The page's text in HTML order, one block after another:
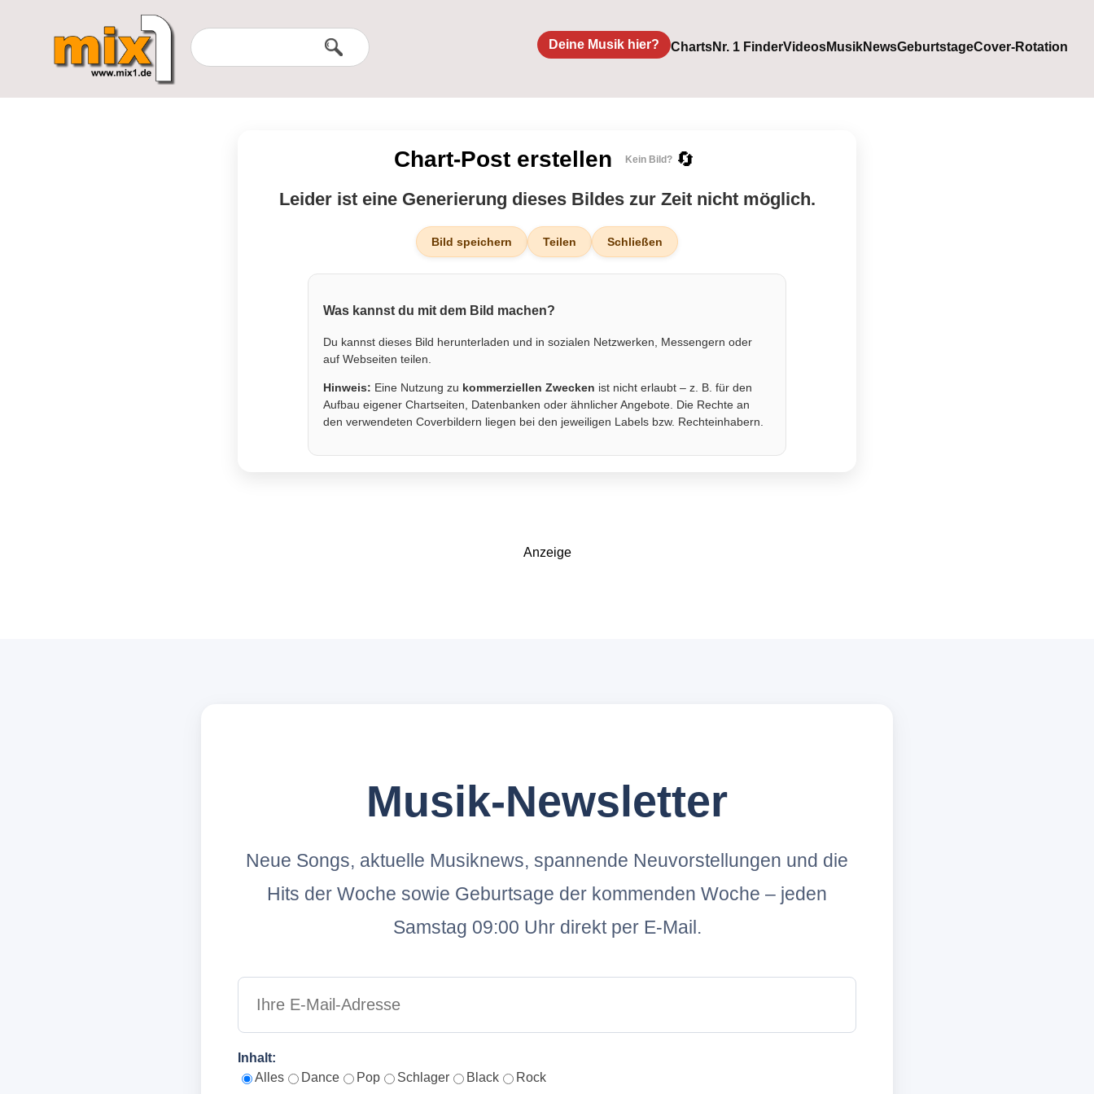
Deine Musik hier? ChartsNr. 1 FinderVideosMusikNewsGeburtstageCover-Rotation
Chart-Post erstellen Kein Bild? 🔄
Leider ist eine Generierung dieses Bildes zur Zeit nicht möglich.
Bild speichern Teilen Schließen
Was kannst du mit dem Bild machen?
Du kannst dieses Bild herunterladen und in sozialen Netzwerken, Messengern oder
auf Webseiten teilen.
Hinweis: Eine Nutzung zu kommerziellen Zwecken ist nicht erlaubt – z. B. für den
Aufbau eigener Chartseiten, Datenbanken oder ähnlicher Angebote. Die Rechte an
den verwendeten Coverbildern liegen bei den jeweiligen Labels bzw. Rechteinhabern.
Anzeige
Musik-Newsletter
Neue Songs, aktuelle Musiknews, spannende Neuvorstellungen und die
Hits der Woche sowie Geburtsage der kommenden Woche – jeden
Samstag 09:00 Uhr direkt per E-Mail.
Inhalt:
Alles
Dance Pop Schlager Black Rock